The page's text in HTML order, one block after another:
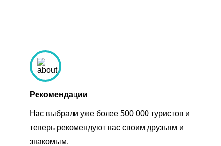
Рекомендации
Нас выбрали уже более 500 000 туристов и
теперь рекомендуют нас своим друзьям и
знакомым.